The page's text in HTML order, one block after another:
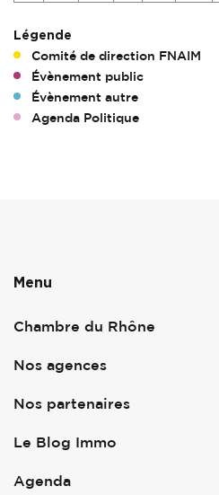
Légende
Comité de direction FNAIM
Évènement public
Évènement autre
Agenda Politique
Menu
Chambre du Rhône
Nos agences
Nos partenaires
Le Blog Immo
Agenda